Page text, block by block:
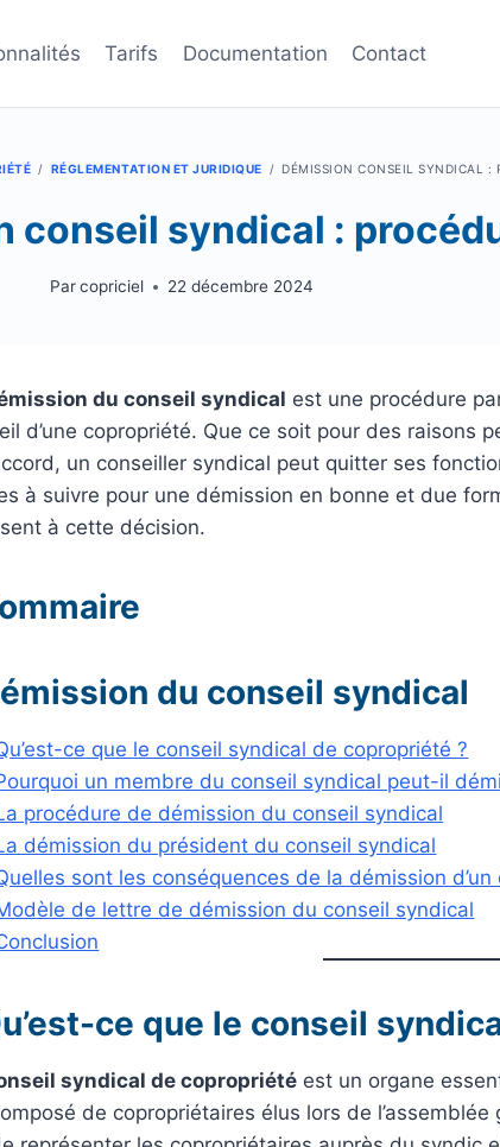
Tarifs Documentation Contact
/ RÉGLEMENTATION ET JURIDIQUE / DÉMISSION CONSEIL SYNDICAL :
conseil syndical :
Parcopriciel 22 décembre 2024
du conseil syndical est une procédure
d’une copropriété. Que ce soit pour des raisons
un conseiller syndical peut quitter ses
à suivre pour une démission en bonne et due
à cette décision.
du conseil syndical
ce que le conseil syndical de copropriété ?
un membre du conseil syndical peut-il
procédure de démission du conseil syndical
démission du président du conseil syndical
sont les conséquences de la démission
de lettre de démission du conseil syndical
ce que le conseil
syndical de copropriété est un organe
de copropriétaires élus lors de l’assemblée